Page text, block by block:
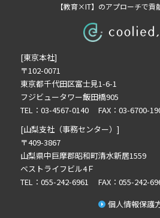
2025年11月の記事一覧(2)
2025年10月の記事一覧(1)
2025年9月の記事一覧(1)
2025年8月の記事一覧(2)
2025年7月の記事一覧(3)
2025年6月の記事一覧(3)
2025年4月の記事一覧(1)
2025年3月の記事一覧(1)
2025年2月の記事一覧(1)
2024年12月の記事一覧(1)
2024年10月の記事一覧(2)
2024年8月の記事一覧(1)
【教育×IT】のアプローチで貢
[東京本社]
〒102-0071
東京都千代田区富士見1-6-1
フジビュータワー飯田橋905
TEL：03-4567-0140 FAX：03-6700-
[山梨支社（事務センター）]
〒409-3867
山梨県中巨摩郡昭和町清水新居1559
ベストライフビル4Ｆ
TEL：055-242-6961 FAX：055-242-
個人情報保護